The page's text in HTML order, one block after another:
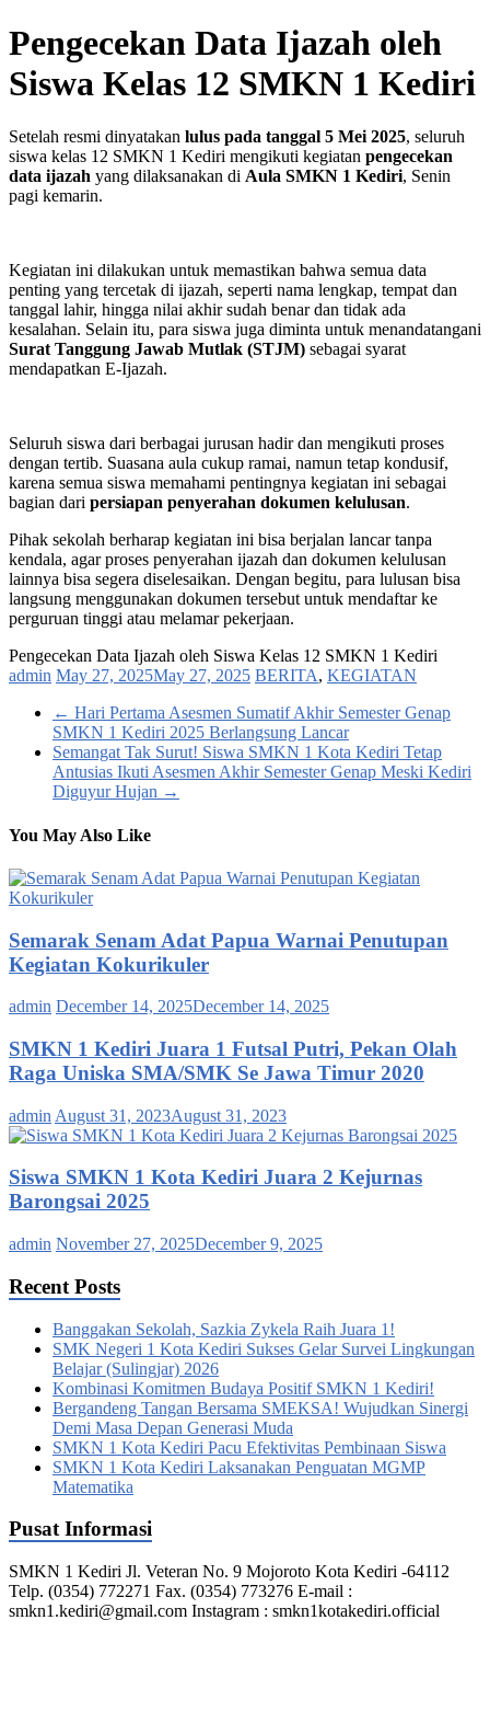
Pengecekan Data Ijazah oleh
Siswa Kelas 12 SMKN 1 Kediri
Setelah resmi dinyatakan lulus pada tanggal 5 Mei 2025, seluruh
siswa kelas 12 SMKN 1 Kediri mengikuti kegiatan pengecekan
data ijazah yang dilaksanakan di Aula SMKN 1 Kediri, Senin
pagi kemarin.
Kegiatan ini dilakukan untuk memastikan bahwa semua data
penting yang tercetak di ijazah, seperti nama lengkap, tempat dan
tanggal lahir, hingga nilai akhir sudah benar dan tidak ada
kesalahan. Selain itu, para siswa juga diminta untuk menandatangani
Surat Tanggung Jawab Mutlak (STJM) sebagai syarat
mendapatkan E-Ijazah.
Seluruh siswa dari berbagai jurusan hadir dan mengikuti proses
dengan tertib. Suasana aula cukup ramai, namun tetap kondusif,
karena semua siswa memahami pentingnya kegiatan ini sebagai
bagian dari persiapan penyerahan dokumen kelulusan.
Pihak sekolah berharap kegiatan ini bisa berjalan lancar tanpa
kendala, agar proses penyerahan ijazah dan dokumen kelulusan
lainnya bisa segera diselesaikan. Dengan begitu, para lulusan bisa
langsung menggunakan dokumen tersebut untuk mendaftar ke
perguruan tinggi atau melamar pekerjaan.
Pengecekan Data Ijazah oleh Siswa Kelas 12 SMKN 1 Kediri
admin May 27, 2025May 27, 2025 BERITA, KEGIATAN
← Hari Pertama Asesmen Sumatif Akhir Semester Genap
SMKN 1 Kediri 2025 Berlangsung Lancar
Semangat Tak Surut! Siswa SMKN 1 Kota Kediri Tetap
Antusias Ikuti Asesmen Akhir Semester Genap Meski Kediri
Diguyur Hujan →
You May Also Like
Semarak Senam Adat Papua Warnai Penutupan
Kegiatan Kokurikuler
admin December 14, 2025December 14, 2025
SMKN 1 Kediri Juara 1 Futsal Putri, Pekan Olah
Raga Uniska SMA/SMK Se Jawa Timur 2020
admin August 31, 2023August 31, 2023
Siswa SMKN 1 Kota Kediri Juara 2 Kejurnas
Barongsai 2025
admin November 27, 2025December 9, 2025
Recent Posts
Banggakan Sekolah, Sazkia Zykela Raih Juara 1!
SMK Negeri 1 Kota Kediri Sukses Gelar Survei Lingkungan
Belajar (Sulingjar) 2026
Kombinasi Komitmen Budaya Positif SMKN 1 Kediri!
Bergandeng Tangan Bersama SMEKSA! Wujudkan Sinergi
Demi Masa Depan Generasi Muda
SMKN 1 Kota Kediri Pacu Efektivitas Pembinaan Siswa
SMKN 1 Kota Kediri Laksanakan Penguatan MGMP
Matematika
Pusat Informasi
SMKN 1 Kediri Jl. Veteran No. 9 Mojoroto Kota Kediri -64112
Telp. (0354) 772271 Fax. (0354) 773276 E-mail :
smkn1.kediri@gmail.com Instagram : smkn1kotakediri.official